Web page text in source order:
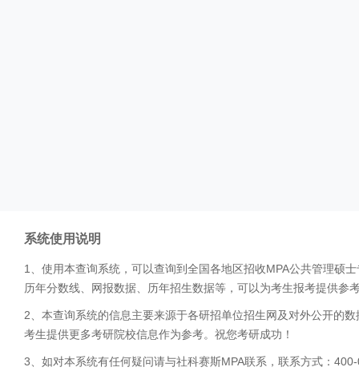
系统使用说明
1、使用本查询系统，可以查询到全国各地区招收MPA公共管理硕
历年分数线、网报数据、历年招生数据等，可以为考生报考提供参
2、本查询系统的信息主要来源于各研招单位招生网及对外公开的
考生提供更多考研院校信息作为参考。祝您考研成功！
3、如对本系统有任何疑问请与社科赛斯MPA联系，联系方式：